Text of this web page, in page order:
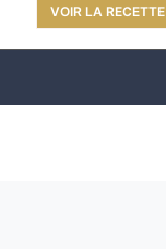
VOIR LA RECETTE